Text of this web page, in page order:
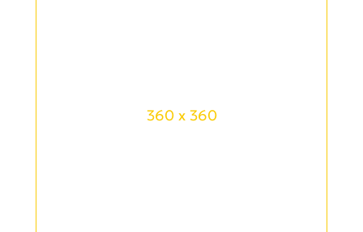
360 x 360